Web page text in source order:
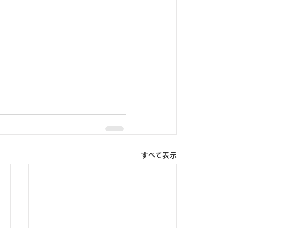
すべて表示